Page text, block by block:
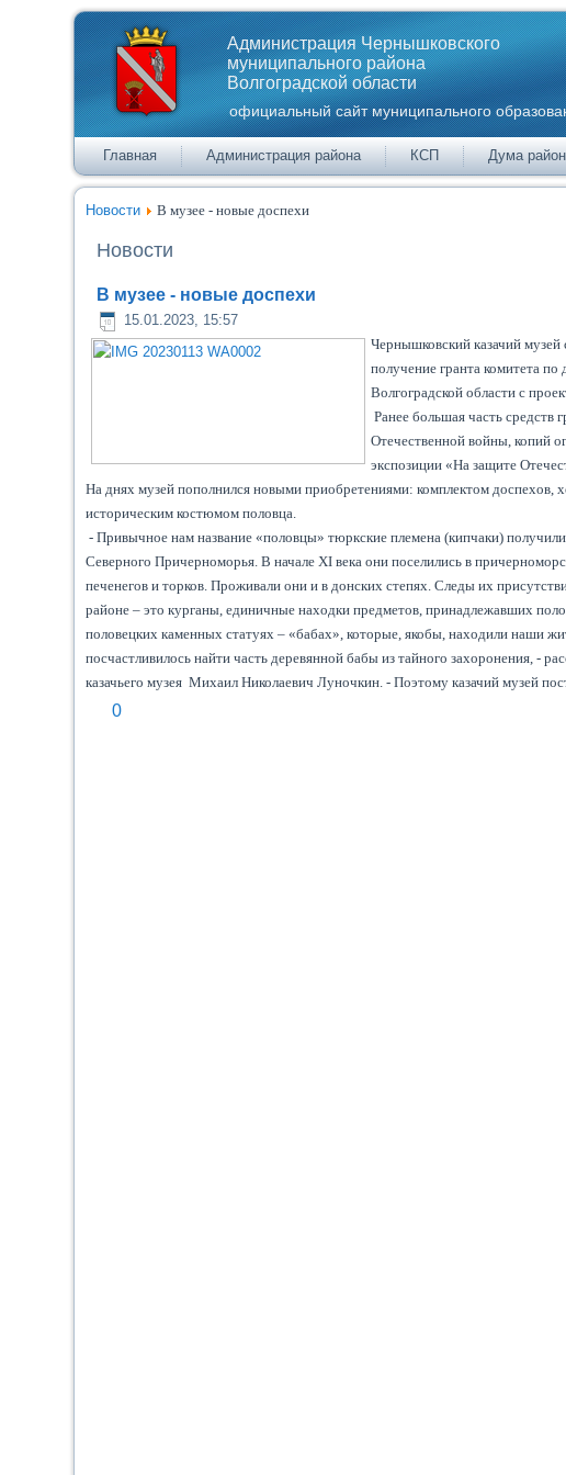
Администрация Чернышковского
муниципального района
Волгоградской области
официальный сайт муниципального
Главная Администрация района КСП Дума
Новости В музее - новые доспехи
Новости
В музее - новые доспехи
15.01.2023, 15:57
Чернышковский казачий
получение гранта комитета
Волгоградской области с
Ранее большая часть средств
Отечественной войны, копий
экспозиции «На защите
На днях музей пополнился новыми приобретениями: комплектом доспехов,
историческим костюмом половца.
- Привычное нам название «половцы» тюркские племена (кипчаки)
Северного Причерноморья. В начале XI века они поселились в
печенегов и торков. Проживали они и в донских степях. Следы их
районе – это курганы, единичные находки предметов, принадлежавших
половецких каменных статуях – «бабах», которые, якобы, находили наши
посчастливилось найти часть деревянной бабы из тайного захоронения, -
казачьего музея Михаил Николаевич Луночкин. - Поэтому казачий музей
0